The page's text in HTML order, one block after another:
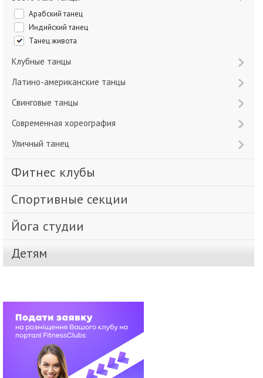
Арабский танец
Индийский танец
Танец живота
Клубные танцы
Латино-американские танцы
Свинговые танцы
Современная хореография
Уличный танец
Фитнес клубы
Спортивные секции
Йога студии
Детям